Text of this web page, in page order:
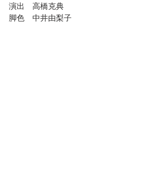
演出　高橋克典
脚色　中井由梨子